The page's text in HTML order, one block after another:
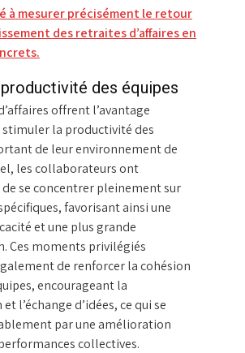
à mesurer précisément le retour
des retraites d’affaires en
des équipes
offrent l’avantage
la productivité des
de leur environnement de
les collaborateurs ont
se concentrer pleinement sur
favorisant ainsi une
et une plus grande
Ces moments privilégiés
de renforcer la cohésion
encourageant la
l’échange d’idées, ce qui se
par une amélioration
collectives.